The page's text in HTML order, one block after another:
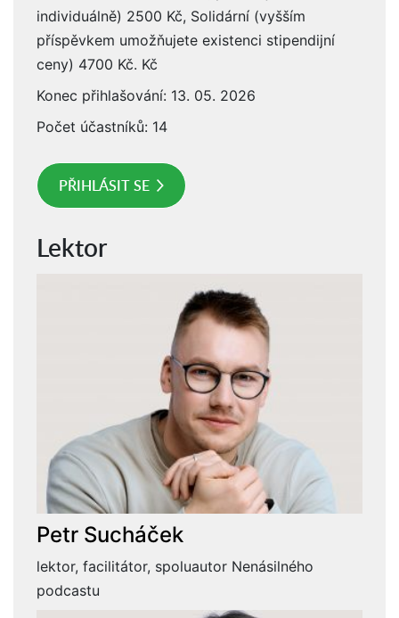
individuálně) 2500 Kč, Solidární (vyšším
příspěvkem umožňujete existenci stipendijní
ceny) 4700 Kč. Kč
Konec přihlašování: 13. 05. 2026
Počet účastníků: 14
PŘIHLÁSIT SE
Lektor
Petr Sucháček
lektor, facilitátor, spoluautor Nenásilného
podcastu